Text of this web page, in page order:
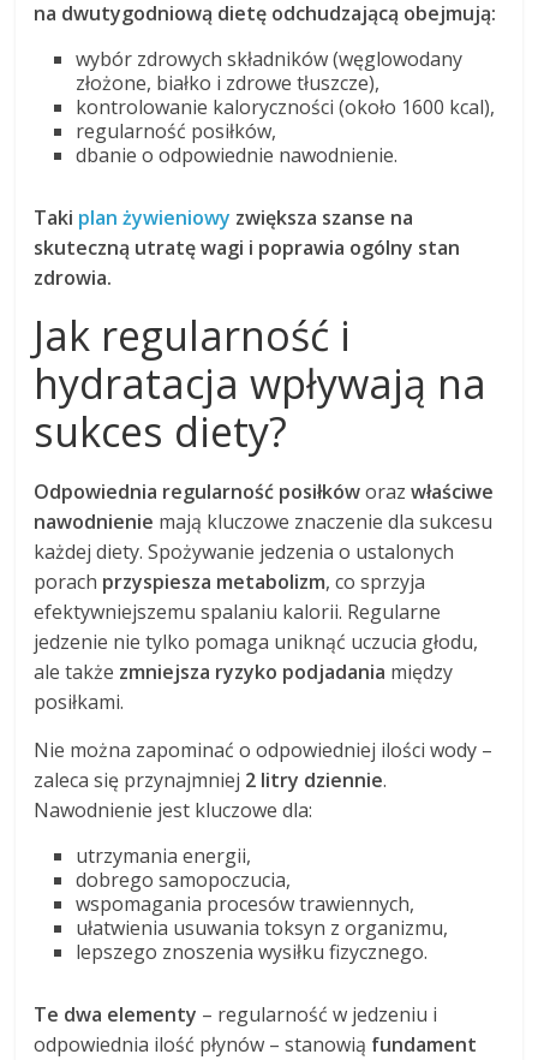
na dwutygodniową dietę odchudzającą obejmują:
wybór zdrowych składników (węglowodany
złożone, białko i zdrowe tłuszcze),
kontrolowanie kaloryczności (około 1600 kcal),
regularność posiłków,
dbanie o odpowiednie nawodnienie.
Taki plan żywieniowy zwiększa szanse na
skuteczną utratę wagi i poprawia ogólny stan
zdrowia.
Jak regularność i
hydratacja wpływają na
sukces diety?
Odpowiednia regularność posiłkóworazwłaściwe
nawodnienie mają kluczowe znaczenie dla sukcesu
każdej diety. Spożywanie jedzenia o ustalonych
porach przyspiesza metabolizm, co sprzyja
efektywniejszemu spalaniu kalorii. Regularne
jedzenie nie tylko pomaga uniknąć uczucia głodu,
ale także zmniejsza ryzyko podjadania między
posiłkami.
Nie można zapominać o odpowiedniej ilości wody –
zaleca się przynajmniej 2 litry dziennie.
Nawodnienie jest kluczowe dla:
utrzymania energii,
dobrego samopoczucia,
wspomagania procesów trawiennych,
ułatwienia usuwania toksyn z organizmu,
lepszego znoszenia wysiłku fizycznego.
Te dwa elementy – regularność w jedzeniu i
odpowiednia ilość płynów – stanowią fundament